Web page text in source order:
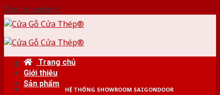
Skip to content
HỆ THỐNG SHOWROOM SAIGONDOOR
Trang chủ
Giới thiệu
Sản phẩm